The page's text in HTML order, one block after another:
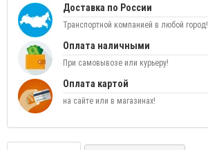
Доставка по России
Транспортной компанией в любой город!
Оплата наличными
При самовывозе или курьеру!
Оплата картой
на сайте или в магазинах!